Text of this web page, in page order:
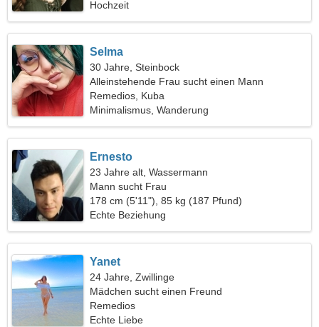
Hochzeit
Selma
30 Jahre, Steinbock
Alleinstehende Frau sucht einen Mann
Remedios, Kuba
Minimalismus, Wanderung
Ernesto
23 Jahre alt, Wassermann
Mann sucht Frau
178 cm (5'11"), 85 kg (187 Pfund)
Echte Beziehung
Yanet
24 Jahre, Zwillinge
Mädchen sucht einen Freund
Remedios
Echte Liebe